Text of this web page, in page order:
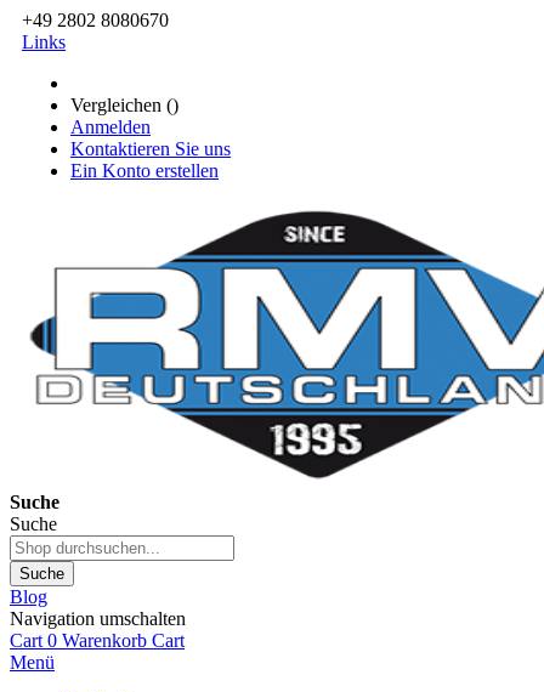
+49 2802 8080670
Links
Vergleichen ()
Anmelden
Kontaktieren Sie uns
Ein Konto erstellen
Suche
Suche
Suche
Blog
Navigation umschalten
Cart 0 Warenkorb Cart
Menü